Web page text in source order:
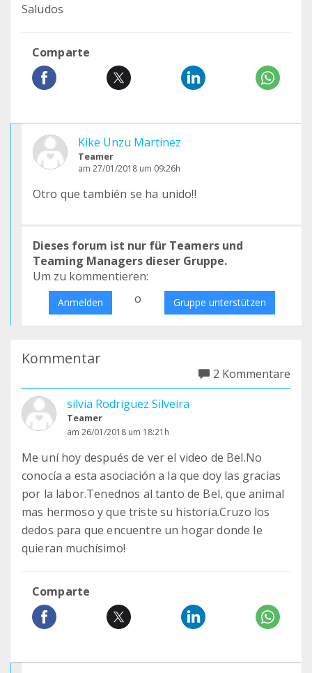
Saludos
Comparte
Kike Unzu Martinez
Teamer
am 27/01/2018 um 09:26h
Otro que también se ha unido!!
Dieses forum ist nur für Teamers und
Teaming Managers dieser Gruppe.
Um zu kommentieren:
Anmelden o Gruppe unterstützen
Kommentar
2 Kommentare
silvia Rodriguez Silveira
Teamer
am 26/01/2018 um 18:21h
Me uní hoy después de ver el video de Bel.No
conocía a esta asociación a la que doy las gracias
por la labor.Tenednos al tanto de Bel, que animal
mas hermoso y que triste su historia.Cruzo los
dedos para que encuentre un hogar donde le
quieran muchísimo!
Comparte